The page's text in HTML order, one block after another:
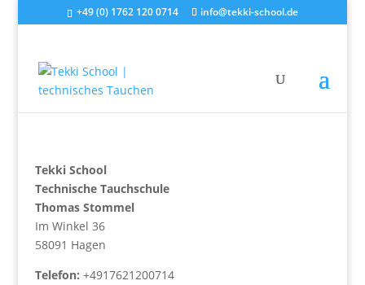
+49 (0) 1762 120 0714 info@tekki-school.de
Tekki School
Technische Tauchschule
Thomas Stommel
Im Winkel 36
58091 Hagen
Telefon: +4917621200714